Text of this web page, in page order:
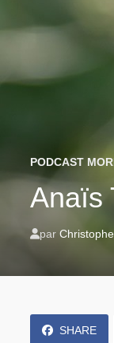
PODCAST
Anaïs
par
SHARE